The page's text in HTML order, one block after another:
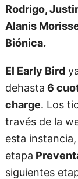
Rodrigo,
Alanis
Biónica.
El Early Bird
dehasta 6
charge. Los
través de la
esta
etapa
siguientes